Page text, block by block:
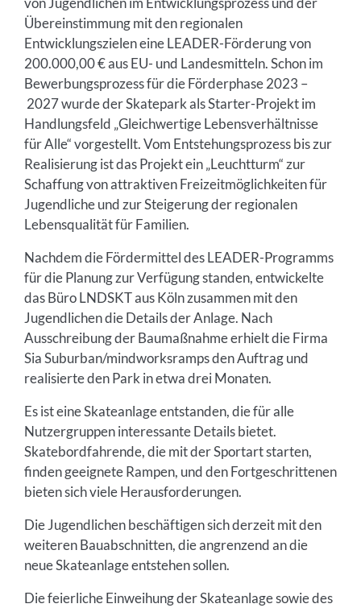
Übereinstimmung mit den regionalen
Entwicklungszielen eine LEADER-Förderung von
200.000,00 € aus EU- und Landesmitteln. Schon im
Bewerbungsprozess für die Förderphase 2023 –
2027 wurde der Skatepark als Starter-Projekt im
Handlungsfeld „Gleichwertige Lebensverhältnisse
für Alle“ vorgestellt. Vom Entstehungsprozess bis zur
Realisierung ist das Projekt ein „Leuchtturm“ zur
Schaffung von attraktiven Freizeitmöglichkeiten für
Jugendliche und zur Steigerung der regionalen
Lebensqualität für Familien.
Nachdem die Fördermittel des LEADER-Programms
für die Planung zur Verfügung standen, entwickelte
das Büro LNDSKT aus Köln zusammen mit den
Jugendlichen die Details der Anlage. Nach
Ausschreibung der Baumaßnahme erhielt die Firma
Sia Suburban/mindworksramps den Auftrag und
realisierte den Park in etwa drei Monaten.
Es ist eine Skateanlage entstanden, die für alle
Nutzergruppen interessante Details bietet.
Skatebordfahrende, die mit der Sportart starten,
finden geeignete Rampen, und den Fortgeschrittenen
bieten sich viele Herausforderungen.
Die Jugendlichen beschäftigen sich derzeit mit den
weiteren Bauabschnitten, die angrenzend an die
neue Skateanlage entstehen sollen.
Die feierliche Einweihung der Skateanlage sowie des